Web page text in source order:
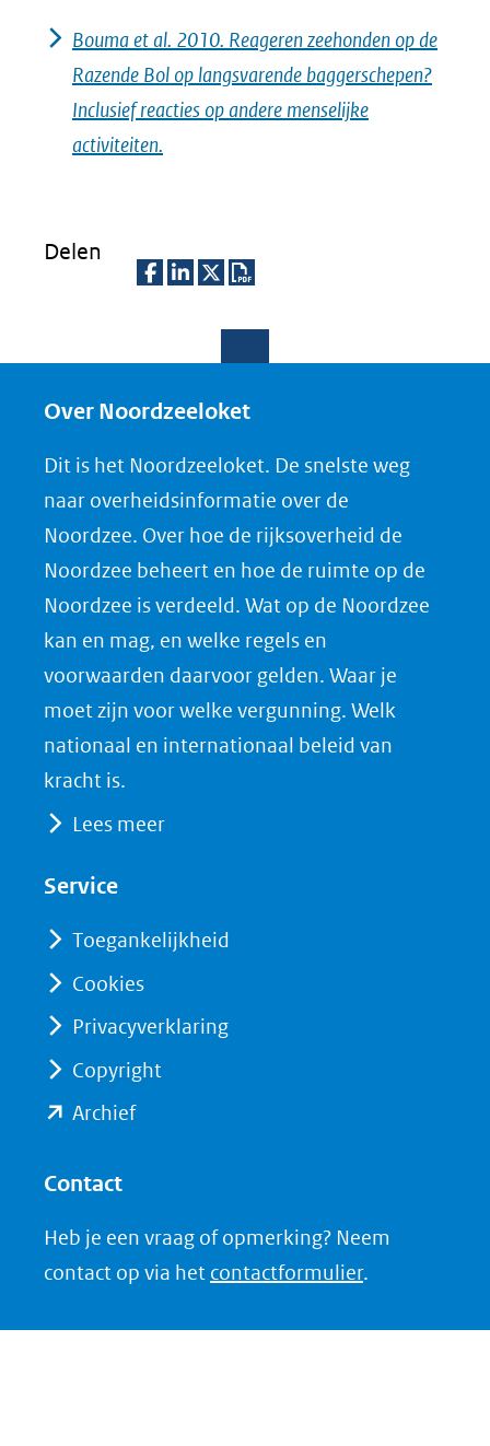
Bouma et al. 2010. Reageren zeehonden op de
Razende Bol op langsvarende baggerschepen?
Inclusief reacties op andere menselijke
activiteiten.
Delen
e
o
p
F
a
c
e
b
o
o
in
(verwijst
een
andere
website)
e
o
p
L
i
n
k
e
d
I
(verwijst
andere
e
o
p
X
(opent
in
nieuw
venster)
(verwijst
naar
n
o
a
d
P
D
F
Over Noordzeeloket
Dit is het Noordzeeloket. De snelste weg
naar overheidsinformatie over de
Noordzee. Over hoe de rijksoverheid de
Noordzee beheert en hoe de ruimte op de
Noordzee is verdeeld. Wat op de Noordzee
kan en mag, en welke regels en
voorwaarden daarvoor gelden. Waar je
moet zijn voor welke vergunning. Welk
nationaal en internationaal beleid van
kracht is.
Lees meer
Service
Toegankelijkheid
Cookies
Privacyverklaring
Copyright
Archief(opent
(verwijst
naar
Contact
Heb je een vraag of opmerking? Neem
contact op via het contactformulier.